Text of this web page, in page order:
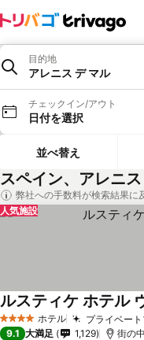
目的地
アレニス デ マル
チェックイン/アウト
日付を選択
並べ替え
スペイン、アレニ
弊社への手数料が検索結果に
人気施設
4 ホテルのランク
ホテル プライベー
ルスティケ ホテル
9.1 大満足 1,129 街の